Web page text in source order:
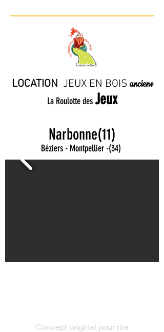
LOCATION JEUX EN BOIS anciens
La Roulotte des Jeux
Narbonne(11)
Béziers - Montpellier -(34)
Concept original pour rire